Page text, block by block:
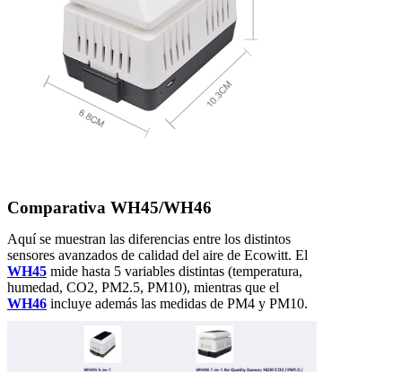
Comparativa WH45/WH46
Aquí se muestran las diferencias entre los distintos
sensores avanzados de calidad del aire de Ecowitt. El
WH45 mide hasta 5 variables distintas (temperatura,
humedad, CO2, PM2.5, PM10), mientras que el
WH46 incluye además las medidas de PM4 y PM10.